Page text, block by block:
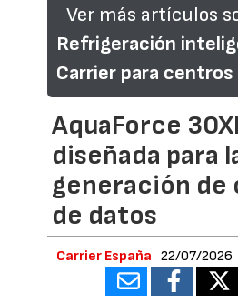
Ver más artículos
Refrigeración
Carrier para
AquaForce
diseñada para
generación de
de datos
Carrier España 22/07/2026